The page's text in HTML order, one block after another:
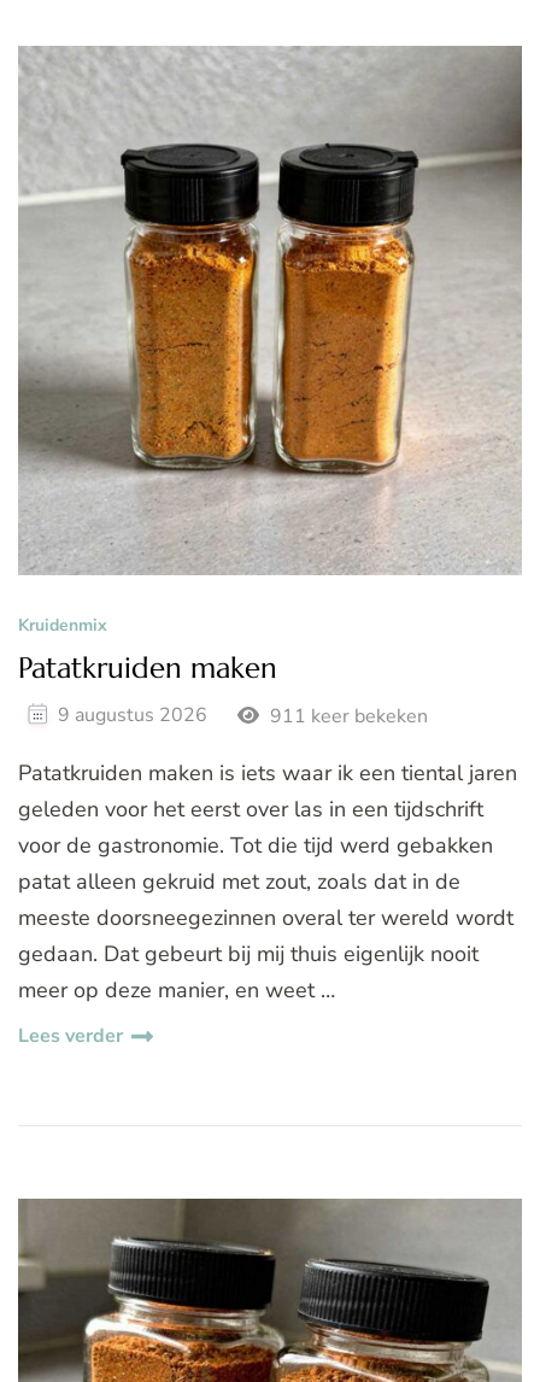
Kruidenmix
Patatkruiden maken
9 augustus 2026 911 keer bekeken
Patatkruiden maken is iets waar ik een tiental jaren
geleden voor het eerst over las in een tijdschrift
voor de gastronomie. Tot die tijd werd gebakken
patat alleen gekruid met zout, zoals dat in de
meeste doorsneegezinnen overal ter wereld wordt
gedaan. Dat gebeurt bij mij thuis eigenlijk nooit
meer op deze manier, en weet …
Lees verder